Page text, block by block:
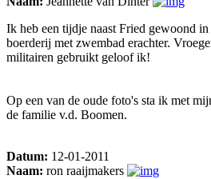
Ik heb een tijdje naast Fried gewoond
boerderij met zwembad erachter.
militairen gebruikt geloof ik!
Op een van de oude foto's sta ik met
de familie v.d. Boomen.
Datum: 12-01-2011
Naam: ron raaijmakers